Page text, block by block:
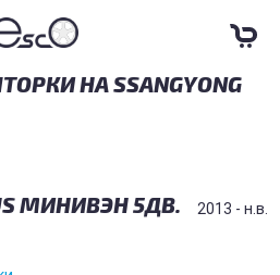
НА SSANGYONG
МИНИВЭН 5ДВ. 2013 - н.в.